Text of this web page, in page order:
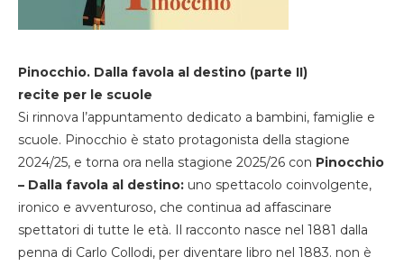
Pinocchio. Dalla favola al destino (parte II)
recite per le scuole
Si rinnova l’appuntamento dedicato a bambini, famiglie e
scuole. Pinocchio è stato protagonista della stagione
2024/25, e torna ora nella stagione 2025/26 con Pinocchio
– Dalla favola al destino: uno spettacolo coinvolgente,
ironico e avventuroso, che continua ad affascinare
spettatori di tutte le età. Il racconto nasce nel 1881 dalla
penna di Carlo Collodi, per diventare libro nel 1883. non è